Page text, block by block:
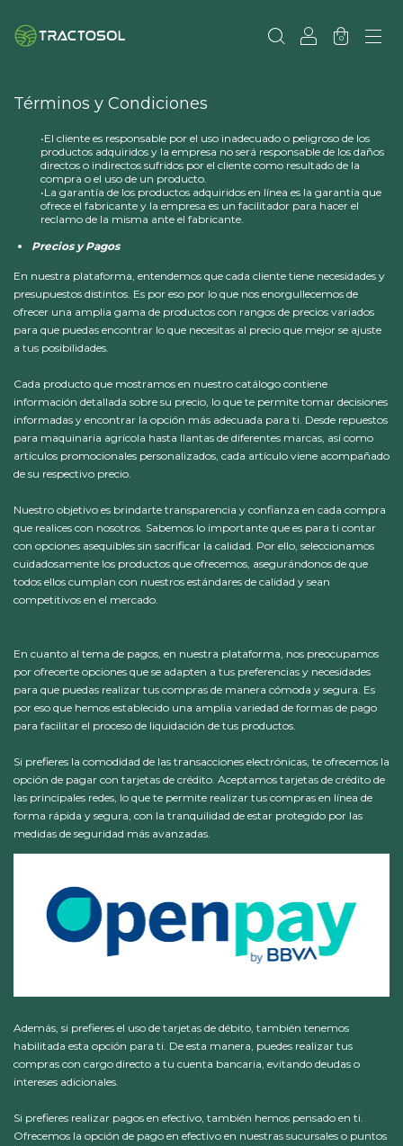
0
Términos y Condiciones
•El cliente es responsable por el uso inadecuado o peligroso de los
productos adquiridos y la empresa no será responsable de los daños
directos o indirectos sufridos por el cliente como resultado de la
compra o el uso de un producto.
•La garantía de los productos adquiridos en línea es la garantía que
ofrece el fabricante y la empresa es un facilitador para hacer el
reclamo de la misma ante el fabricante.
Precios y Pagos
En nuestra plataforma, entendemos que cada cliente tiene necesidades y
presupuestos distintos. Es por eso por lo que nos enorgullecemos de
ofrecer una amplia gama de productos con rangos de precios variados
para que puedas encontrar lo que necesitas al precio que mejor se ajuste
a tus posibilidades.
Cada producto que mostramos en nuestro catálogo contiene
información detallada sobre su precio, lo que te permite tomar decisiones
informadas y encontrar la opción más adecuada para ti. Desde repuestos
para maquinaria agrícola hasta llantas de diferentes marcas, así como
artículos promocionales personalizados, cada artículo viene acompañado
de su respectivo precio.
Nuestro objetivo es brindarte transparencia y confianza en cada compra
que realices con nosotros. Sabemos lo importante que es para ti contar
con opciones asequibles sin sacrificar la calidad. Por ello, seleccionamos
cuidadosamente los productos que ofrecemos, asegurándonos de que
todos ellos cumplan con nuestros estándares de calidad y sean
competitivos en el mercado.
En cuanto al tema de pagos, en nuestra plataforma, nos preocupamos
por ofrecerte opciones que se adapten a tus preferencias y necesidades
para que puedas realizar tus compras de manera cómoda y segura. Es
por eso que hemos establecido una amplia variedad de formas de pago
para facilitar el proceso de liquidación de tus productos.
Si prefieres la comodidad de las transacciones electrónicas, te ofrecemos la
opción de pagar con tarjetas de crédito. Aceptamos tarjetas de crédito de
las principales redes, lo que te permite realizar tus compras en línea de
forma rápida y segura, con la tranquilidad de estar protegido por las
medidas de seguridad más avanzadas.
Además, si prefieres el uso de tarjetas de débito, también tenemos
habilitada esta opción para ti. De esta manera, puedes realizar tus
compras con cargo directo a tu cuenta bancaria, evitando deudas o
intereses adicionales.
Si prefieres realizar pagos en efectivo, también hemos pensado en ti.
Ofrecemos la opción de pago en efectivo en nuestras sucursales o puntos